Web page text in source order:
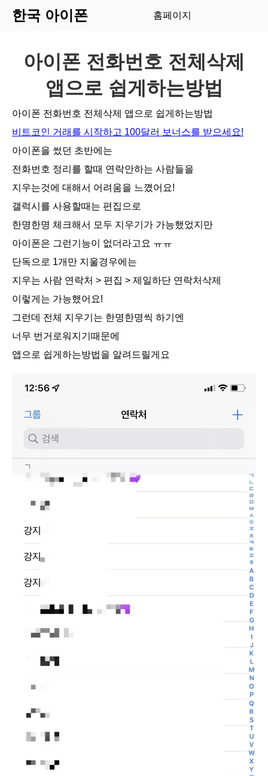
한국 아이폰 홈페이지
아이폰 전화번호 전체삭제
앱으로 쉽게하는방법
아이폰 전화번호 전체삭제 앱으로 쉽게하는방법
비트코인 거래를 시작하고 100달러 보너스를 받으세요!
아이폰을 썼던 초반에는
전화번호 정리를 할때 연락안하는 사람들을
지우는것에 대해서 어려움을 느꼈어요!
갤럭시를 사용할때는 편집으로
한명한명 체크해서 모두 지우기가 가능했었지만
아이폰은 그런기능이 없더라고요 ㅠㅠ
단독으로 1개만 지울경우에는
지우는 사람 연락처 > 편집 > 제일하단 연락처삭제
이렇게는 가능했어요!
그런데 전체 지우기는 한명한명씩 하기엔
너무 번거로워지기때문에
앱으로 쉽게하는방법을 알려드릴게요